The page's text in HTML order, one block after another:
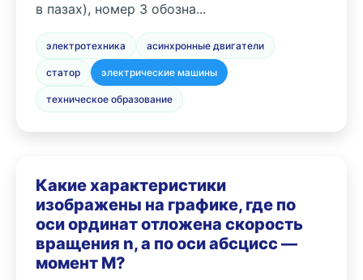
в пазах), номер 3 обозна...
электротехника асинхронные двигатели
статор электрические машины
техническое образование
Какие характеристики
изображены на графике, где по
оси ординат отложена скорость
вращения n, а по оси абсцисс —
момент M?